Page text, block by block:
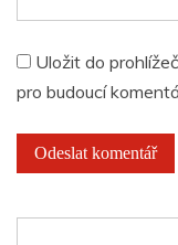
Uložit do
pro budoucí